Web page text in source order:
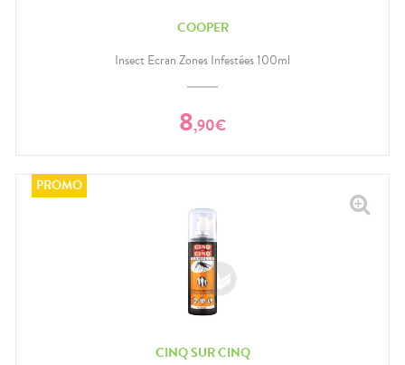
COOPER
Insect Ecran Zones Infestées 100ml
8,90€
CINQ SUR CINQ